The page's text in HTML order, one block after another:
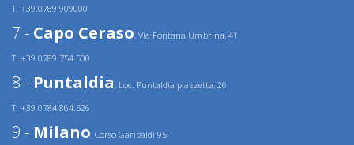
T. +39.0789.909000
7 - Capo Ceraso, Via Fontana Umbrina, 41
T. +39.0789.754.500
8 - Puntaldia, Loc. Puntaldia piazzetta, 26
T. +39.0784.864.526
9 - Milano, Corso Garibaldi 95